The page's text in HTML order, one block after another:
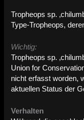
Tropheops sp.
Type-Tropheops,
Wichtig:
Tropheops sp.
Union for
nicht erfasst worden,
aktuellen Status der
Verhalten